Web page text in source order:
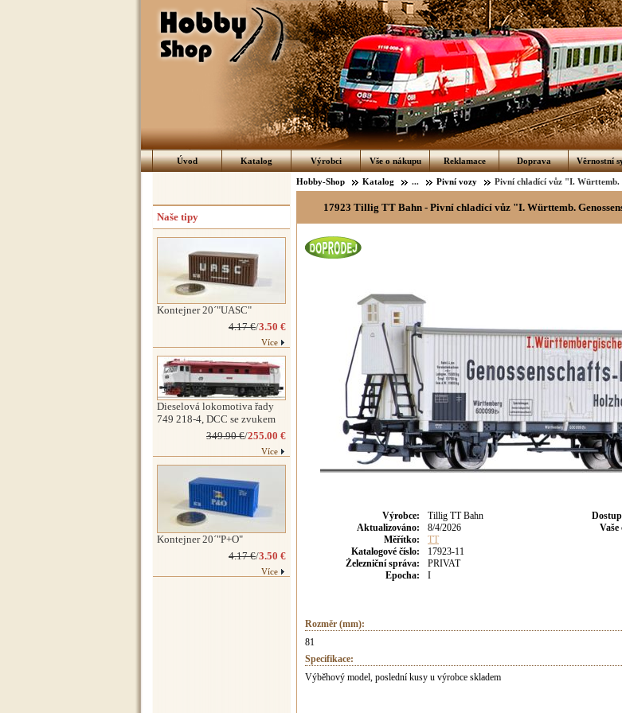
Úvod Katalog Výrobci Vše o nákupu Reklamace Doprava Věrnostní
Hobby-Shop Katalog ... Pivní vozy
17923 Tillig TT Bahn - Pivní chladící vůz "I. Württemb.
Výrobce:
Tillig TT Bahn
Aktualizováno:
8/4/2026
Měřítko:
TT
Katalogové číslo:
17923-11
Železniční správa:
PRIVAT
Epocha:
I
Vaše
Rozměr (mm):
81
Specifikace:
Výběhový model, poslední kusy u výrobce skladem
Naše tipy
Kontejner 20´"UASC"
4.17 €/3.50 €
Více
Dieselová lokomotiva řady
749 218-4, DCC se zvukem
349.90 €/255.00 €
Více
Kontejner 20´"P+O"
4.17 €/3.50 €
Více